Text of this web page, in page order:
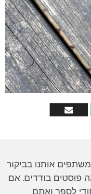
כותבים אורחים ב OUTPANEL משתפים אותנו בביקור
פוסטים בודדים. אם
לספר ואתם